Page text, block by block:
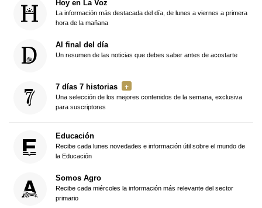
Hoy en La Voz
La información más destacada del día, de lunes a viernes a primera
hora de la mañana
Al final del día
Un resumen de las noticias que debes saber antes de acostarte
7 días 7 historias
Una selección de los mejores contenidos de la semana, exclusiva
para suscriptores
Educación
Recibe cada lunes novedades e información útil sobre el mundo de
la Educación
Somos Agro
Recibe cada miércoles la información más relevante del sector
primario